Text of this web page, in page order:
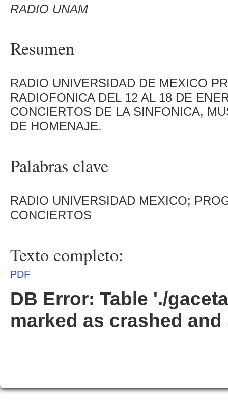
RADIO UNAM
Resumen
RADIO UNIVERSIDAD DE MEXICO
RADIOFONICA DEL 12 AL 18 DE
CONCIERTOS DE LA SINFONICA,
DE HOMENAJE.
Palabras clave
RADIO UNIVERSIDAD MEXICO;
CONCIERTOS
Texto completo:
PDF
DB Error: Table './
marked as crashed